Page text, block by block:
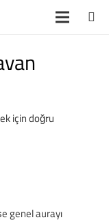
için doğru
genel aurayı